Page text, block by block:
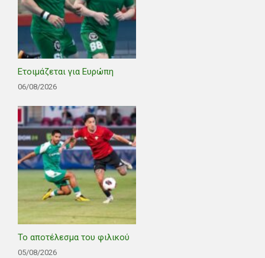
Ετοιμάζεται για Ευρώπη
06/08/2026
Το αποτέλεσμα του φιλικού
05/08/2026